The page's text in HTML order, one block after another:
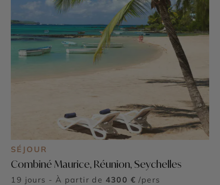
SÉJOUR
Combiné Maurice, Réunion, Seychelles
19 jours - À partir de 4300 € /pers